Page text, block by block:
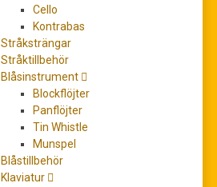
Cello
Kontrabas
Stråksträngar
Stråktillbehör
Blåsinstrument
Blockflöjter
Panflöjter
Tin Whistle
Munspel
Blåstillbehör
Klaviatur
musica in thre
acts-
0out of 5
698,00